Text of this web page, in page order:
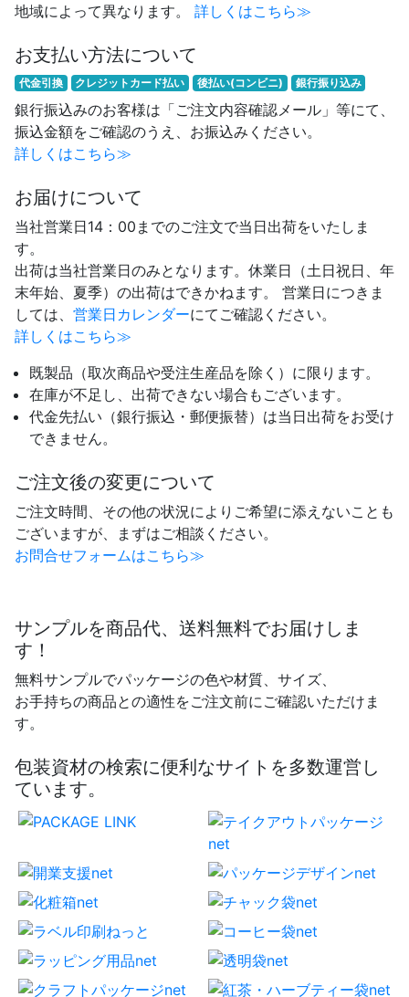
地域によって異なります。
詳しくはこちら≫
お支払い方法について
代金引換 クレジットカード払い 後払い(コンビニ) 銀行振り込み
銀行振込みのお客様は「ご注文内容確認メール」等にて、
振込金額をご確認のうえ、お振込みください。
詳しくはこちら≫
お届けについて
当社営業日14：00までのご注文で当日出荷をいたしま
す。
出荷は当社営業日のみとなります。休業日（土日祝日、年
末年始、夏季）の出荷はできかねます。 営業日につきま
しては、 営業日カレンダーにてご確認ください。
詳しくはこちら≫
既製品（取次商品や受注生産品を除く）に限ります。
在庫が不足し、出荷できない場合もございます。
代金先払い（銀行振込・郵便振替）は当日出荷をお受け
できません。
ご注文後の変更について
ご注文時間、その他の状況によりご希望に添えないことも
ございますが、まずはご相談ください。
お問合せフォームはこちら≫
サンプルを商品代、送料無料でお届けしま
す！
無料サンプルでパッケージの色や材質、サイズ、
お手持ちの商品との適性をご注文前にご確認いただけま
す。
包装資材の検索に便利なサイトを多数運営し
ています。